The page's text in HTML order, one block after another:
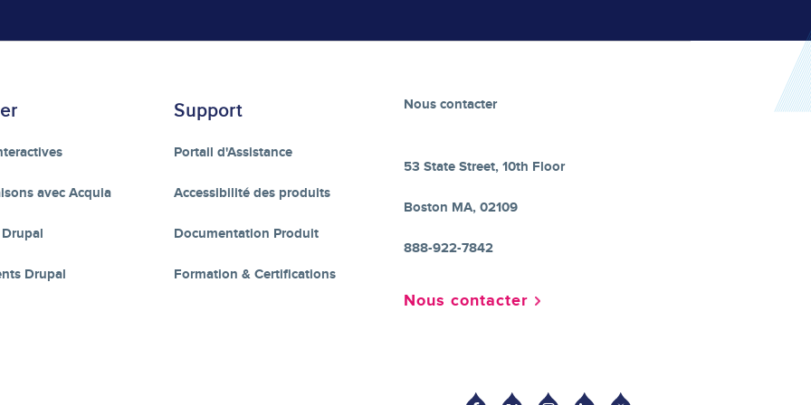
avec Acquia
Drupal
Support
Portail d'Assistance
Accessibilité des produits
Documentation Produit
Formation & Certifications
Nous contacter
53 State Street, 10th Floor
Boston MA, 02109
888-922-7842
Nous contacter